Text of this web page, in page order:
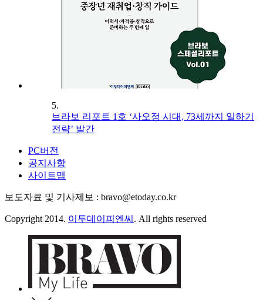
5.
브라보 리포트 1호 ‘사오정 시대, 73세까지 일하기
전략’ 발간
PC버전
공지사항
사이트맵
보도자료 및 기사제보 : bravo@etoday.co.kr
Copyright 2014. 이투데이피엔씨 . All rights reserved